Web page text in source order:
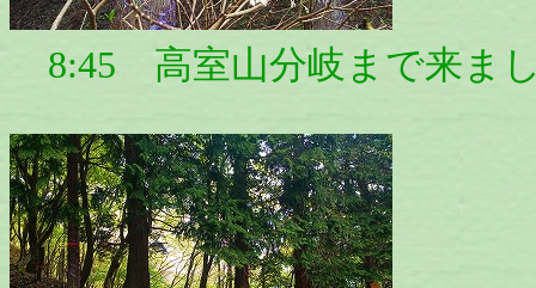
8:45 高室山分岐まで来ま